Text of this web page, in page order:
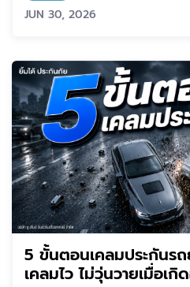
JUN 30, 2026
5 ขั้นตอนเคลมประกันรถ
เคลมไว ไม่วุ่นวายเมื่อเ